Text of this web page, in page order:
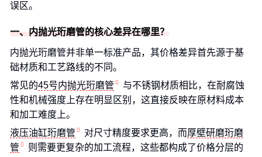
误区。
一、内抛光珩磨管的核心差异在哪里？
内抛光珩磨管并非单一标准产品，其价格差异首先源于基
础材质和工艺路线的不同。
常见的45号内抛光珩磨管
与不锈钢材质相比，在耐腐蚀
性和机械强度上存在明显区别，这直接反映在原材料成本
和加工难度上。
液压油缸珩磨管
对尺寸精度要求更高，而厚壁研磨珩磨
管
则需要更复杂的加工流程，这些都构成了价格分层的